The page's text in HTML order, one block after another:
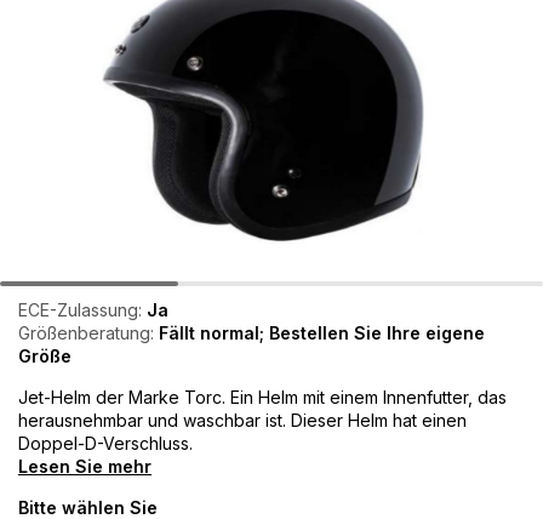
ECE-Zulassung: Ja
Größenberatung: Fällt normal; Bestellen Sie Ihre eigene
Größe
Jet-Helm der Marke Torc. Ein Helm mit einem Innenfutter, das
herausnehmbar und waschbar ist. Dieser Helm hat einen
Doppel-D-Verschluss.
Lesen Sie mehr
Bitte wählen Sie